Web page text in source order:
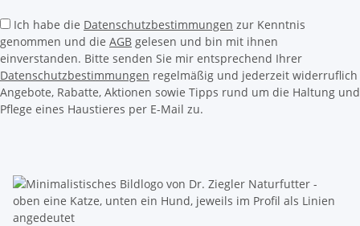
Ich habe die Datenschutzbestimmungen zur Kenntnis
genommen und die AGB gelesen und bin mit ihnen
einverstanden. Bitte senden Sie mir entsprechend Ihrer
Datenschutzbestimmungen regelmäßig und jederzeit widerruflich
Angebote, Rabatte, Aktionen sowie Tipps rund um die Haltung und
Pflege eines Haustieres per E-Mail zu.